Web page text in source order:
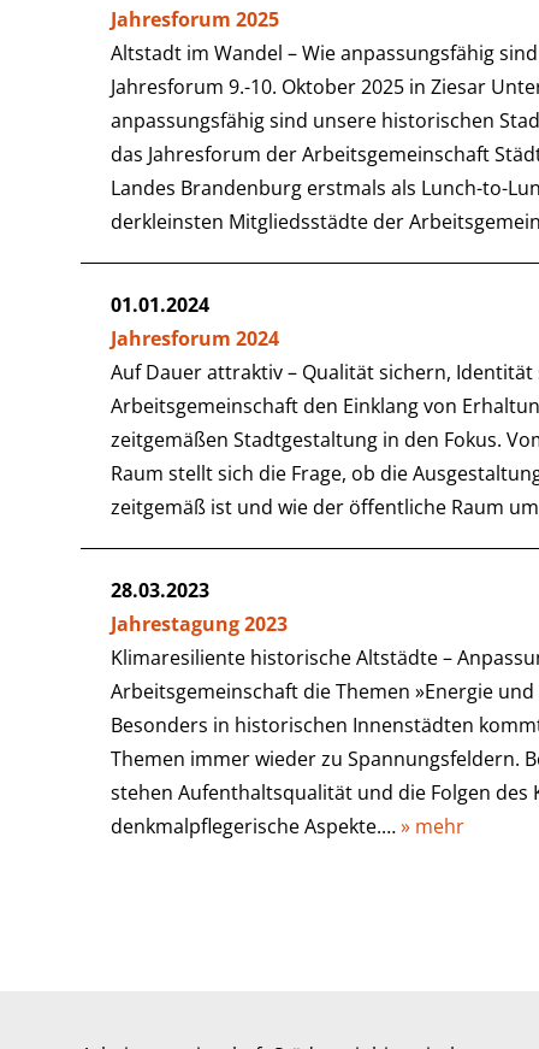
Jahresforum 2025
Altstadt im Wandel – Wie anpassungsfähig
Jahresforum 9.-10. Oktober 2025 in Ziesar
anpassungsfähig sind unsere historischen
das Jahresforum der Arbeitsgemeinschaft
Landes Brandenburg erstmals als Lunch-to-
derkleinsten Mitgliedsstädte der
01.01.2024
Jahresforum 2024
Auf Dauer attraktiv – Qualität sichern,
Arbeitsgemeinschaft den Einklang von
zeitgemäßen Stadtgestaltung in den Fokus.
Raum stellt sich die Frage, ob die
zeitgemäß ist und wie der öffentliche Raum
28.03.2023
Jahrestagung 2023
Klimaresiliente historische Altstädte –
Arbeitsgemeinschaft die Themen »Energie
Besonders in historischen Innenstädten
Themen immer wieder zu Spannungsfeldern.
stehen Aufenthaltsqualität und die Folgen des
denkmalpflegerische Aspekte.…» mehr